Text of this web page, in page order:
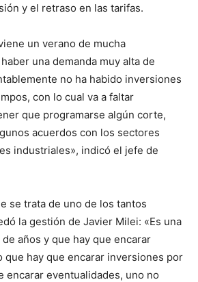
se
ve…
y el retraso en las tarifas.
un verano de mucha
una demanda muy alta de
no ha habido inversiones
con lo cual va a faltar
que programarse algún corte,
acuerdos con los sectores
industriales», indicó el jefe de
se trata de uno de los tantos
la gestión de Javier Milei: «Es una
años y que hay que encarar
que hay que encarar inversiones por
encarar eventualidades, uno no